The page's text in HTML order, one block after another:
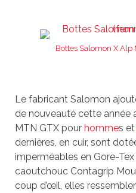
Bottes Salomon X Alp
Le fabricant Salomon
de nouveauté cette année
MTN GTX pour hommes et
dernières, en cuir, sont
imperméables en Gore-
caoutchouc Contagrip
coup d’œil, elles